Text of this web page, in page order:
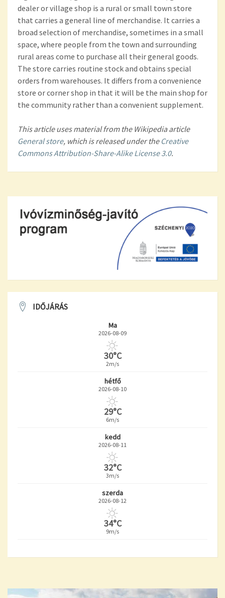
dealer or village shop is a rural or small town store
that carries a general line of merchandise. It carries a
broad selection of merchandise, sometimes in a small
space, where people from the town and surrounding
rural areas come to purchase all their general goods.
The store carries routine stock and obtains special
orders from warehouses. It differs from a convenience
store or corner shop in that it will be the main shop for
the community rather than a convenient supplement.
This article uses material from the Wikipedia article
General store, which is released under the Creative
Commons Attribution-Share-Alike License 3.0.
IDŐJÁRÁS
Ma
2026-08-09
30°C
2m/s
hétfő
2026-08-10
29°C
6m/s
kedd
2026-08-11
32°C
3m/s
szerda
2026-08-12
34°C
9m/s